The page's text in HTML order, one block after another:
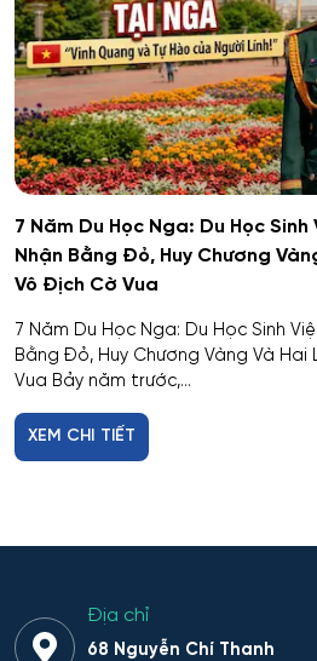
7 Năm Du Học Nga: Du Học
Nhận Bằng Đỏ, Huy Chương
Vô Địch Cờ Vua
7 Năm Du Học Nga: Du Học Sinh
Bằng Đỏ, Huy Chương Vàng Và Hai
Vua Bảy năm trước,...
XEM CHI TIẾT
Địa chỉ
68 Nguyễn Chí Thanh